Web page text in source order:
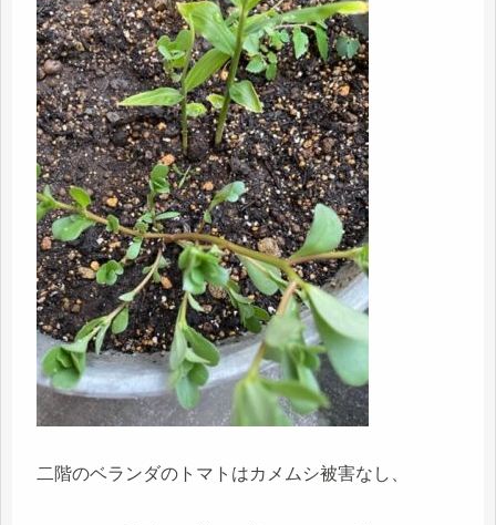
二階のベランダのトマトはカメムシ被害なし、